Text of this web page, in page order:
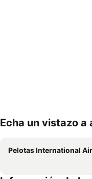
Echa un vistazo
Pelotas International